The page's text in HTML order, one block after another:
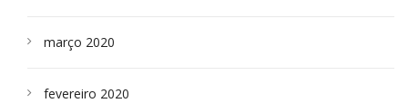
março 2020
fevereiro 2020